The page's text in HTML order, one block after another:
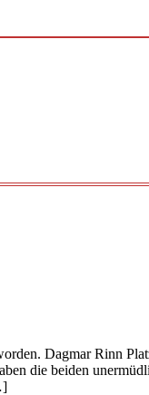
Dagmar Rinn
die beiden